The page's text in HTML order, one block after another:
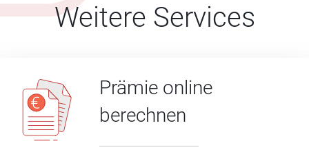
Weitere Services
Prämie online
berechnen